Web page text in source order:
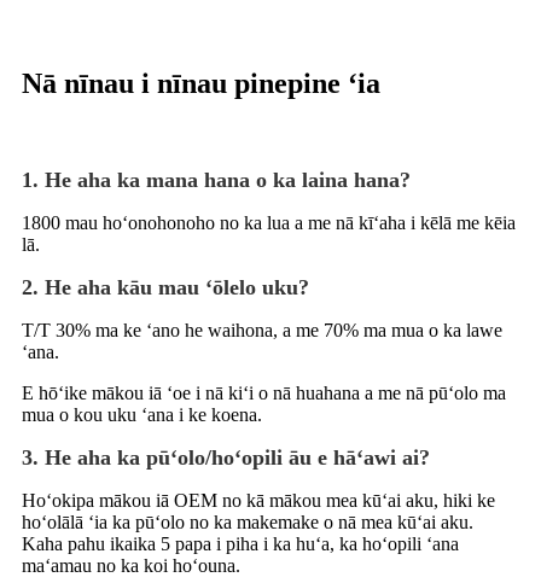
Nā nīnau i nīnau pinepine ʻia
1. He aha ka mana hana o ka laina hana?
1800 mau hoʻonohonoho no ka lua a me nā kīʻaha i kēlā me kēia
lā.
2. He aha kāu mau ʻōlelo uku?
T/T 30% ma ke ʻano he waihona, a me 70% ma mua o ka lawe
ʻana.
E hōʻike mākou iā ʻoe i nā kiʻi o nā huahana a me nā pūʻolo ma
mua o kou uku ʻana i ke koena.
3. He aha ka pūʻolo/hoʻopili āu e hāʻawi ai?
Hoʻokipa mākou iā OEM no kā mākou mea kūʻai aku, hiki ke
hoʻolālā ʻia ka pūʻolo no ka makemake o nā mea kūʻai aku.
Kaha pahu ikaika 5 papa i piha i ka huʻa, ka hoʻopili ʻana
maʻamau no ka koi hoʻouna.